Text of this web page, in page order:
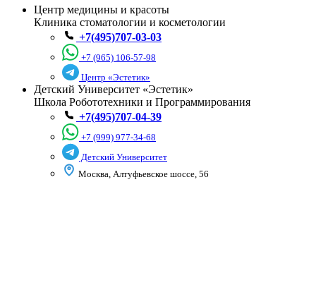
Центр медицины и красоты
Клиника стоматологии и косметологии
+7(495)707-03-03
+7 (965) 106-57-98
Центр «Эстетик»
Детский Университет «Эстетик»
Школа Робототехники и Программирования
+7(495)707-04-39
+7 (999) 977-34-68
Детский Университет
Москва, Алтуфьевское шоссе, 56